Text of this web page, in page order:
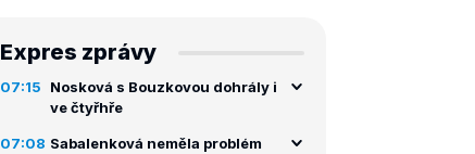
Expres zprávy
07:15
Nosková s Bouzkovou dohrály i
ve čtyřhře
07:08 Sabalenková neměla problém